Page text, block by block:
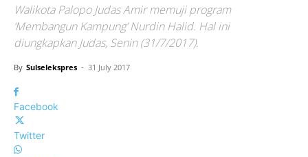
Walikota Palopo Judas Amir memuji program
‘Membangun Kampung’ Nurdin Halid. Hal ini
diungkapkan Judas, Senin (31/7/2017).
By Sulselekspres - 31 July 2017
Facebook
Twitter